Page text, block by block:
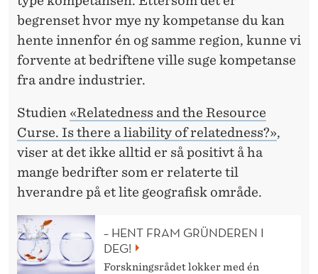
begrenset hvor mye ny kompetanse du kan
hente innenfor én og samme region, kunne vi
forvente at bedriftene ville suge kompetanse
fra andre industrier.
Studien «Relatedness and the Resource
Curse. Is there a liability of relatedness?»,
viser at det ikke alltid er så positivt å ha
mange bedrifter som er relaterte til
hverandre på et lite geografisk område.
– HENT FRAM GRÜNDEREN I
DEG!
Forskningsrådet lokker med én